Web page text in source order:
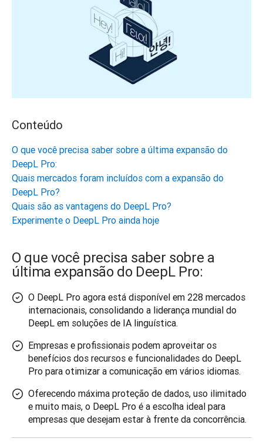
Conteúdo
O que você precisa saber sobre a última expansão do
DeepL Pro:
Quais mercados foram incluídos com a expansão do
DeepL Pro?
Quais são as vantagens do DeepL Pro?
Experimente o DeepL Pro ainda hoje
O que você precisa saber sobre a
última expansão do DeepL Pro:
O DeepL Pro agora está disponível em 228 mercados
internacionais, consolidando a liderança mundial do
DeepL em soluções de IA linguística.
Empresas e profissionais podem aproveitar os
benefícios dos recursos e funcionalidades do DeepL
Pro para otimizar a comunicação em vários idiomas.
Oferecendo máxima proteção de dados, uso ilimitado
e muito mais, o DeepL Pro é a escolha ideal para
empresas que desejam estar à frente da concorrência.